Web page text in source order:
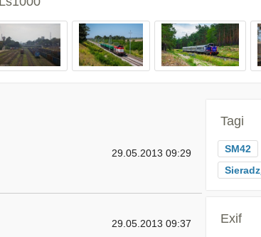
29.05.2013 09:29
29.05.2013 09:37
Tagi
SM42
Exif